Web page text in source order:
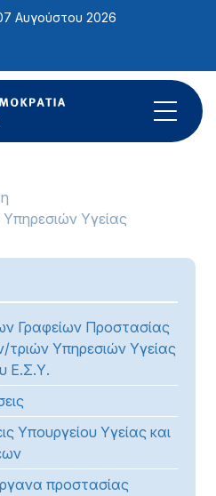
Αυγούστου 2026
Υγείας
Γραφείων Προστασίας
Υπηρεσιών Υγείας
Ε.Σ.Υ.
Υπουργείου Υγείας και
προστασίας